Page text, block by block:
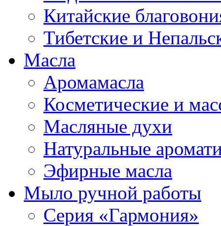
Китайские
Тибетские и
Масла
Аромамасла
Косметические и
Масляные духи
Натуральные
Эфирные масла
Мыло ручной работы
Серия «Гармония»